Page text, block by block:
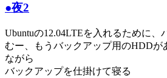
●夜2
Ubuntuの12.04LTEを入れるために、
むー、もうバックアップ用のHDDが
ながら
バックアップを仕掛けて寝る